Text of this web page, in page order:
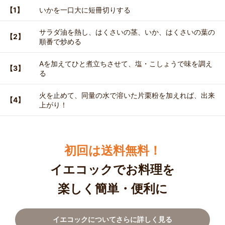
【1】 いかを一口大に短冊切りする
【2】
サラダ油を熱し、はくさいの茎、いか、はくさいの葉の
順番で炒める
【3】
Aを加えてひと煮立ちさせて、塩・こしょうで味を調え
る
【4】
火を止めて、同量の水で溶いた片栗粉を加えれば、出来
上がり！
初回は送料無料！
イエコックでお料理を
楽しく簡単・便利に
イエコックについてさらに詳しく見る